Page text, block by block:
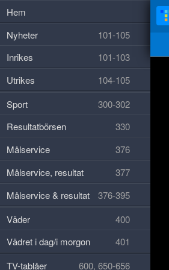
Hem
Nyheter
101-105
Inrikes
101-103
Utrikes
104-105
Sport
300-302
Resultatbörsen
330
Målservice
376
Målservice, resultat
377
Målservice & resultat
376-395
Väder
400
Vädret i dag/i morgon
401
TV-tablåer
600, 650-656